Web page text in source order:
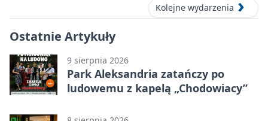
Kolejne wydarzenia
Ostatnie Artykuły
9 sierpnia 2026
Park Aleksandria zatańczy po
ludowemu z kapelą „Chodowiacy”